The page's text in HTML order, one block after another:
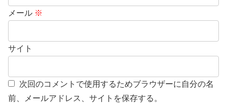
メール ※
サイト
次回のコメントで使用するためブラウザーに自分の名
前、メールアドレス、サイトを保存する。